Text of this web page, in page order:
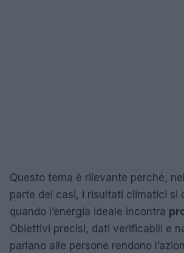
Questo tema è rilevante perché,
parte dei casi, i risultati climatici si
quando l’energia ideale incontra
Obiettivi precisi, dati verificabili e
parlano alle persone rendono